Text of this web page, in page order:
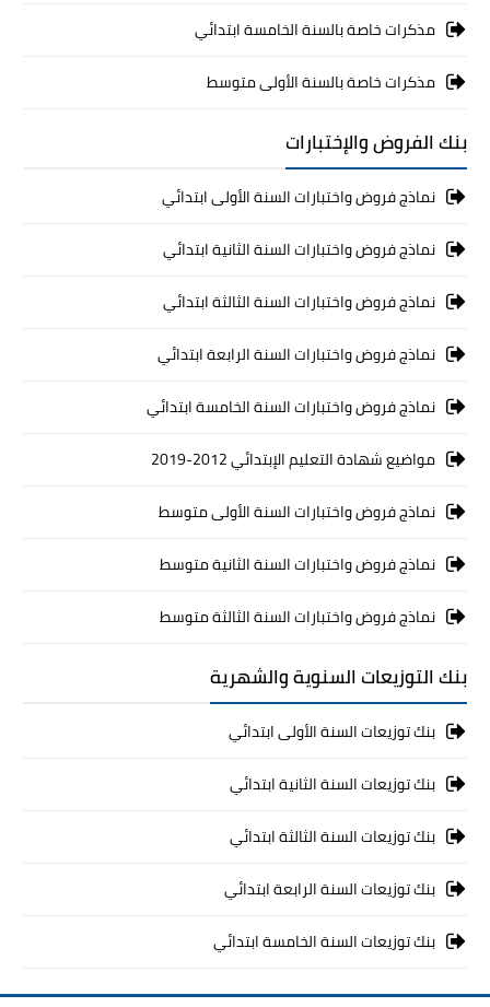
مذكرات خاصة بالسنة الخامسة ابتدائي
مذكرات خاصة بالسنة الأولى متوسط
بنك الفروض والإختبارات
نماذج فروض واختبارات السنة الأولى ابتدائي
نماذج فروض واختبارات السنة الثانية ابتدائي
نماذج فروض واختبارات السنة الثالثة ابتدائي
نماذج فروض واختبارات السنة الرابعة ابتدائي
نماذج فروض واختبارات السنة الخامسة ابتدائي
مواضيع شهادة التعليم الإبتدائي 2012-2019
نماذج فروض واختبارات السنة الأولى متوسط
نماذج فروض واختبارات السنة الثانية متوسط
نماذج فروض واختبارات السنة الثالثة متوسط
بنك التوزيعات السنوية والشهرية
بنك توزيعات السنة الأولى ابتدائي
بنك توزيعات السنة الثانية ابتدائي
بنك توزيعات السنة الثالثة ابتدائي
بنك توزيعات السنة الرابعة ابتدائي
بنك توزيعات السنة الخامسة ابتدائي